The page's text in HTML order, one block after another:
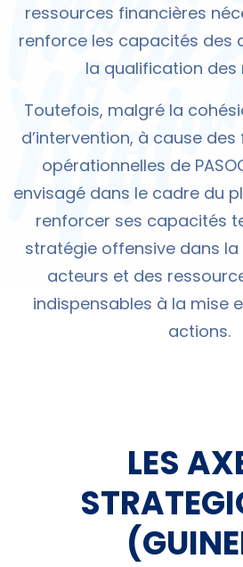
ressources financières
renforce les capacités des
la qualification des
Toutefois, malgré la
d’intervention, à cause
opérationnelles de
envisagé dans le cadre du
renforcer ses capacités
stratégie offensive dans
acteurs et des
indispensables à la mise
actions.
LES